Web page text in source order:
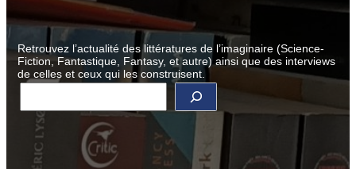
Retrouvez l’actualité des littératures de l’imaginaire (Science-
Fiction, Fantastique, Fantasy, et autre) ainsi que des interviews
de celles et ceux qui les construisent.
R
c